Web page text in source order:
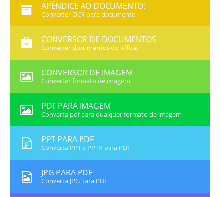
APÊNDICE AO DOCUMENTO:
Converter OCR para documento
CONVERSOR DE DOCUMENTOS
Converter documentos do office
CONVERSOR DE IMAGEM
Converter formato de imagem
PDF PARA IMAGEM
Converta pdf para qualquer formato de imagem
PPT PARA PDF
Converta PPT e PPTX para PDF
JPG PARA PDF
Converta JPG para PDF